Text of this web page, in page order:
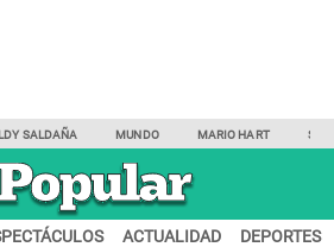
SALDAÑA MUNDO MARIO HART
ACTUALIDAD DEPORTES